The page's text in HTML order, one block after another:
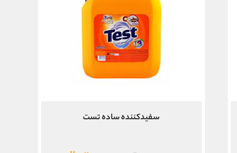
سفیدکننده ساده تست